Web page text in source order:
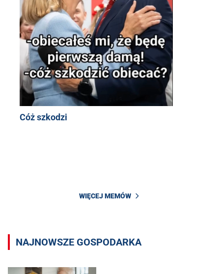
Cóż szkodzi
WIĘCEJ MEMÓW
NAJNOWSZE GOSPODARKA